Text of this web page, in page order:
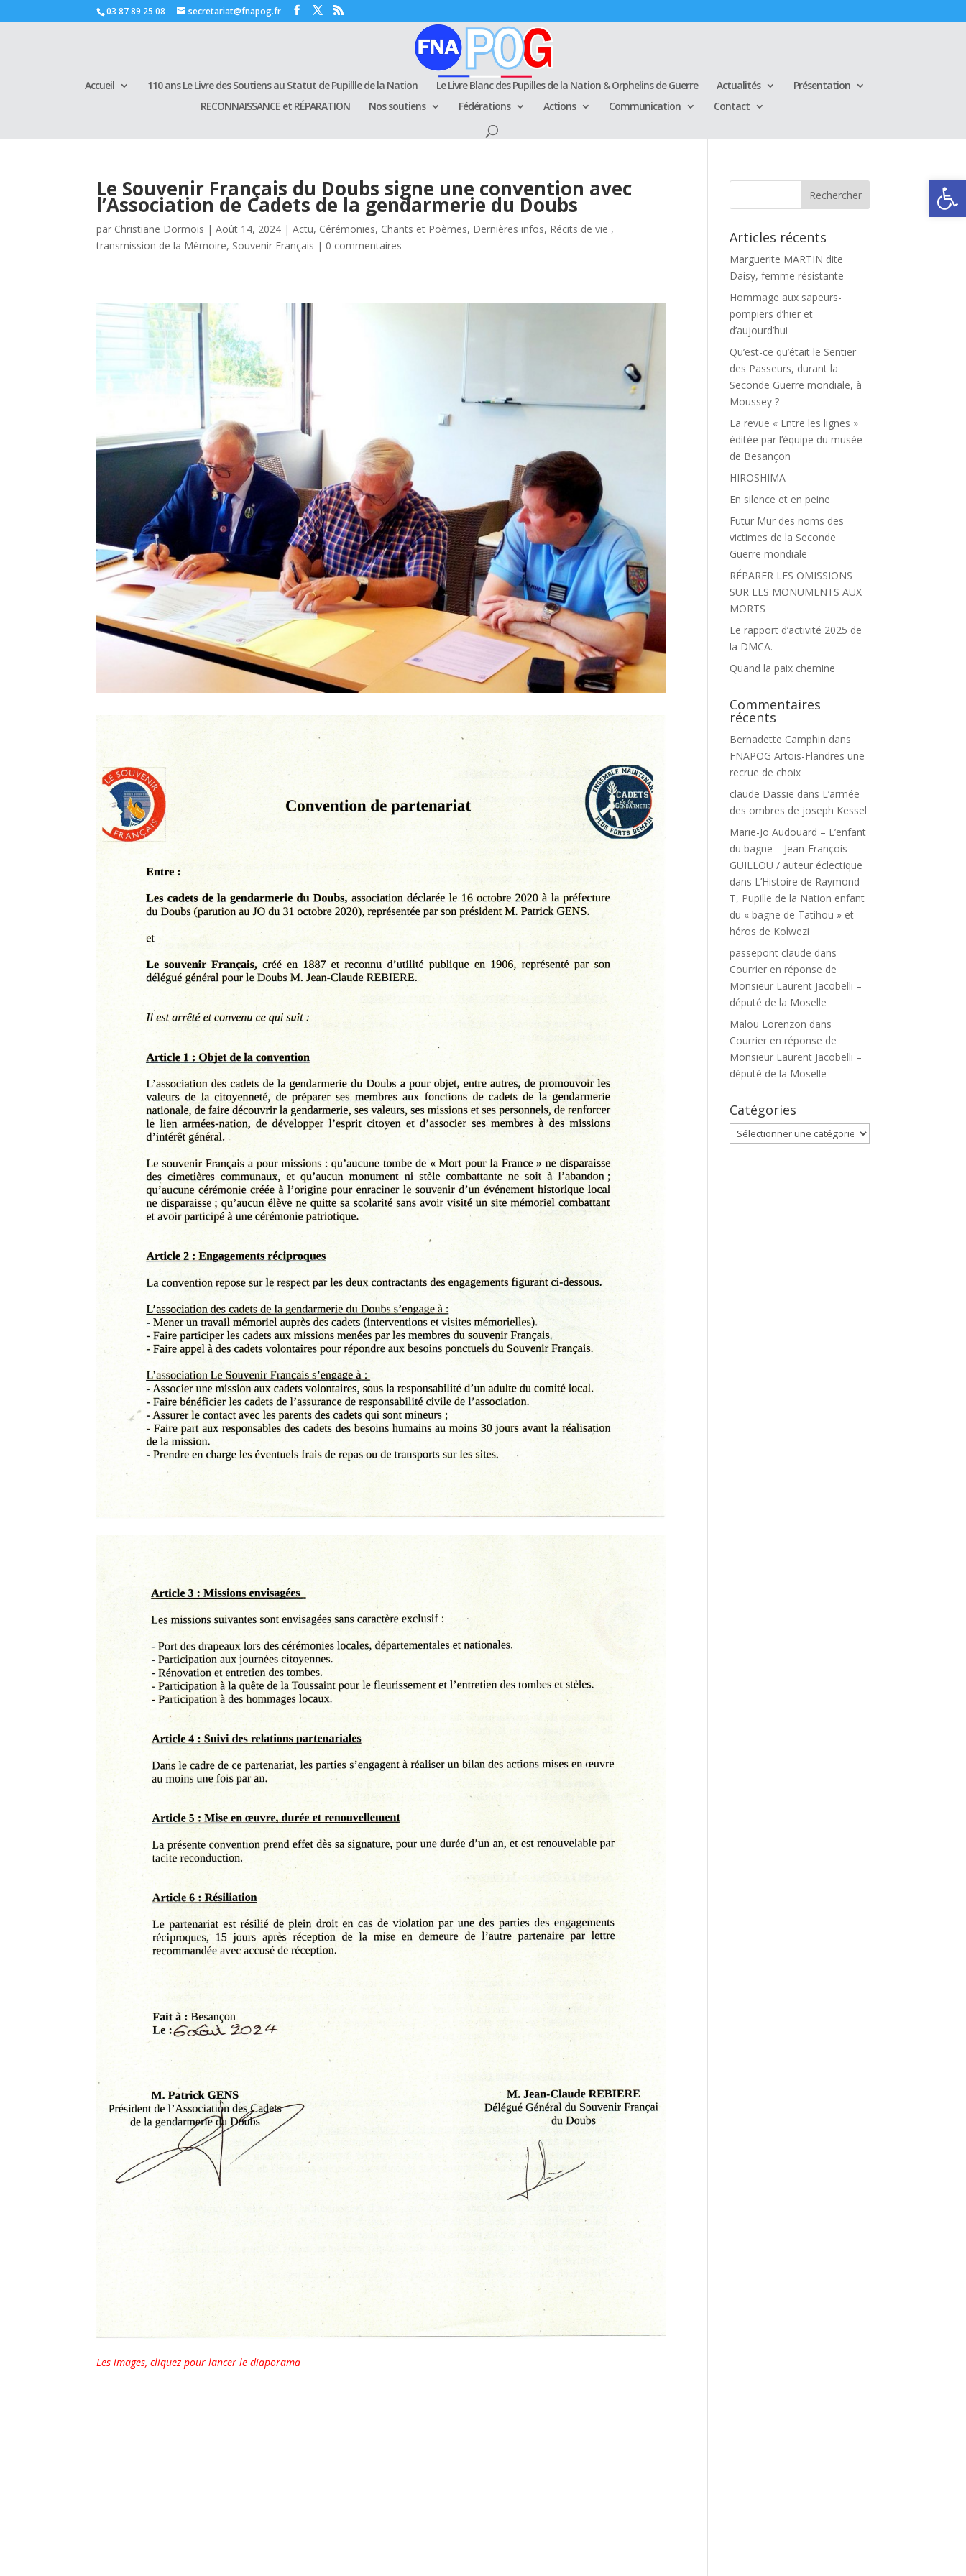
Ouvrir
03 87 89 25 08 secretariat@fnapog.fr
Accueil 110 ans Le Livre des Soutiens au Statut de Pupillle de la Nation Le Livre Blanc des Pupilles de la Nation & Orphelins de Guerre Actualités
Présentation
RECONNAISSANCE et RÉPARATION
Nos soutiens Fédérations Actions Communication Contact
Le Souvenir Français du Doubs signe une convention avec
l’Association de Cadets de la gendarmerie du Doubs
par Christiane Dormois |Août 14, 2024 |Actu, Cérémonies, Chants et Poèmes, Dernières infos, Récits de vie ,
transmission de la Mémoire, Souvenir Français | 0 commentaires
Les images, cliquez pour lancer le diaporama
Articles récents
Marguerite MARTIN dite
Daisy, femme résistante
Hommage aux sapeurs-
pompiers d’hier et
d’aujourd’hui
Qu’est-ce qu’était le Sentier
des Passeurs, durant la
Seconde Guerre mondiale, à
Moussey ?
La revue « Entre les lignes »
éditée par l’équipe du musée
de Besançon
HIROSHIMA
En silence et en peine
Futur Mur des noms des
victimes de la Seconde
Guerre mondiale
RÉPARER LES OMISSIONS
SUR LES MONUMENTS AUX
MORTS
Le rapport d’activité 2025 de
la DMCA.
Quand la paix chemine
Commentaires
récents
Bernadette Camphin dans
FNAPOG Artois-Flandres une
recrue de choix
claude Dassie dans L’armée
des ombres de joseph Kessel
Marie-Jo Audouard – L’enfant
du bagne – Jean-François
GUILLOU / auteur éclectique
dans L’Histoire de Raymond
T, Pupille de la Nation enfant
du « bagne de Tatihou » et
héros de Kolwezi
passepont claude dans
Courrier en réponse de
Monsieur Laurent Jacobelli –
député de la Moselle
Malou Lorenzon dans
Courrier en réponse de
Monsieur Laurent Jacobelli –
député de la Moselle
Catégories
Catégories